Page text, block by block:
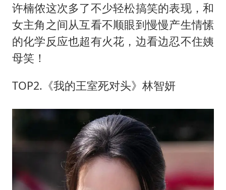
许楠侬这次多了不少轻松搞笑的表现，和
女主角之间从互看不顺眼到慢慢产生情愫
的化学反应也超有火花，边看边忍不住姨
母笑！
TOP2.《我的王室死对头》林智妍